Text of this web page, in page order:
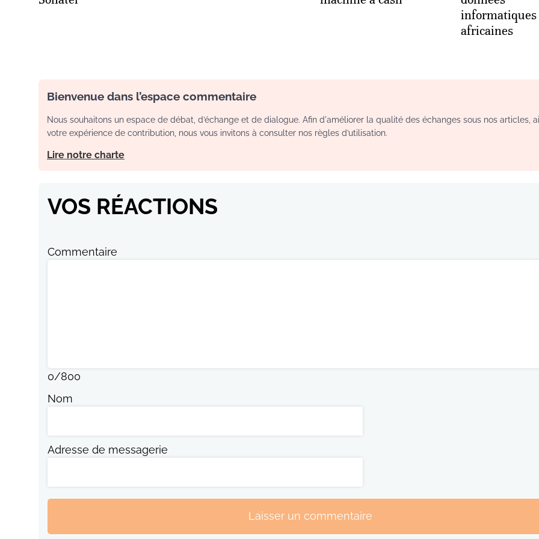
informatiques
africaines
Bienvenue dans l’espace commentaire
Nous souhaitons un espace de débat, d’échange et de dialogue. Afin d'améliorer la qualité des échanges sous nos articles,
votre expérience de contribution, nous vous invitons à consulter nos règles d’utilisation.
Lire notre charte
VOS RÉACTIONS
Commentaire
0/800
Nom
Adresse de messagerie
Laisser un commentaire